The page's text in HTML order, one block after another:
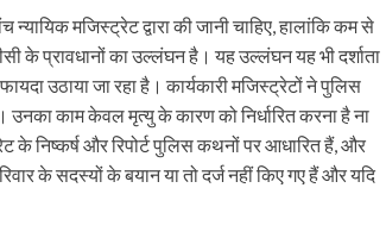
मजिस्ट्रेट द्वारा की जानी चाहिए, हालांकि कम से
के प्रावधानों का उल्लंघन है। यह उल्लंघन यह भी दर्शाता
उठाया जा रहा है। कार्यकारी मजिस्ट्रेटों ने पुलिस
उनका काम केवल मृत्यु के कारण को निर्धारित करना है ना
के निष्कर्ष और रिपोर्ट पुलिस कथनों पर आधारित हैं, और
के सदस्यों के बयान या तो दर्ज नहीं किए गए हैं और यदि